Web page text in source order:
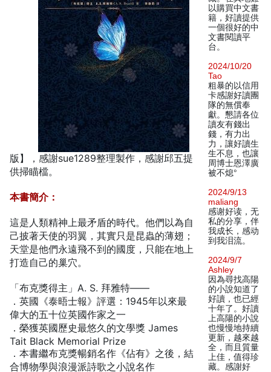
版】，感謝sue1289整理製作，感謝邱五提
供掃瞄檔。
本書簡介：
這是人類精神上最矛盾的時代。他們以為自
己披著天使的羽翼，其實只是昆蟲的薄翅；
天堂是他們永遠飛不到的國度，只能在地上
打造自己的巢穴。
「布克獎得主」A. S. 拜雅特——
．英國《泰晤士報》評選：1945年以來最
偉大的五十位英國作家之一
．榮獲英國歷史最悠久的文學獎 James
Tait Black Memorial Prize
．本書繼布克獎暢銷名作《佔有》之後，結
合博物學與浪漫派詩歌之小說名作
以購買中文書
籍，好讀提供
一個很好的中
文書閱讀平
台。
2024/10/20
Tao
粗暴的以信用
卡感謝好讀團
隊的無償奉
獻。懇請各位
讀友有錢出
錢，有力出
力，讓好讀生
生不息，也讓
周博士恩澤廣
被不熄°
2024/9/13
maliang
感谢好读，无
私的分享，伴
我成长，感动
到我泪流。
2024/9/7
Ashley
因為尋找高陽
的小說知道了
好讀，也已經
十年了。好讀
上高陽的小說
也慢慢地持續
更新，越來越
全，而且質量
上佳，值得珍
藏。感謝好